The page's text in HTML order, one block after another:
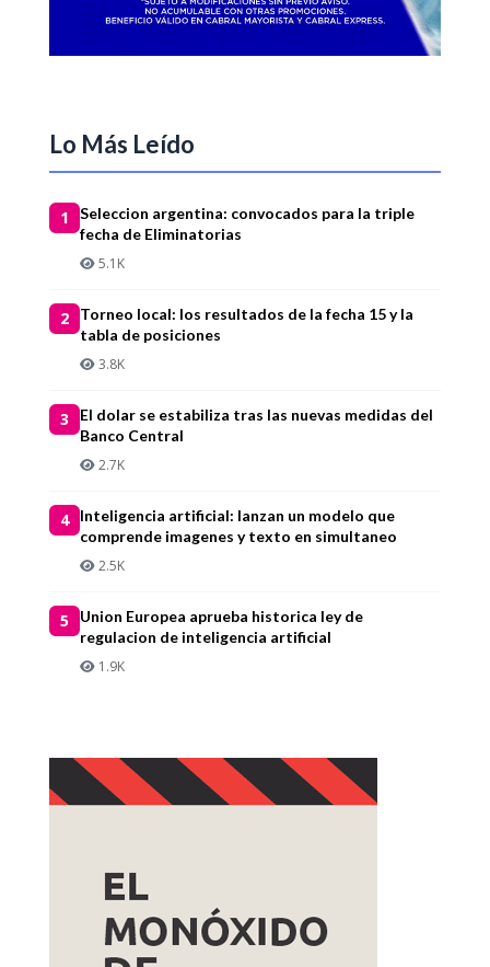
Lo Más Leído
1
Seleccion argentina: convocados para la triple
fecha de Eliminatorias
5.1K
2
Torneo local: los resultados de la fecha 15 y la
tabla de posiciones
3.8K
3
El dolar se estabiliza tras las nuevas medidas del
Banco Central
2.7K
4
Inteligencia artificial: lanzan un modelo que
comprende imagenes y texto en simultaneo
2.5K
5
Union Europea aprueba historica ley de
regulacion de inteligencia artificial
1.9K